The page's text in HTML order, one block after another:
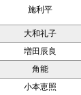
施利平
大和礼子
増田辰良
角能
小本恵照